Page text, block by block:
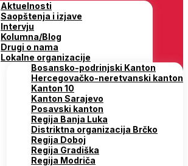
Aktuelnosti
Saopštenja i izjave
Intervju
Kolumna/Blog
Drugi o nama
Lokalne organizacije
Bosansko-podrinjski Kanton
Hercegovačko-neretvanski kanton
Kanton 10
Kanton Sarajevo
Posavski kanton
Regija Banja Luka
Distriktna organizacija Brčko
Regija Doboj
Regija Gradiška
Regija Modriča